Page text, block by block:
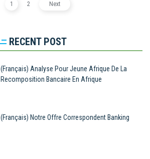
1 2 Next
RECENT POST
(Français) Analyse Pour Jeune Afrique De La
Recomposition Bancaire En Afrique
(Français) Notre Offre Correspondent Banking